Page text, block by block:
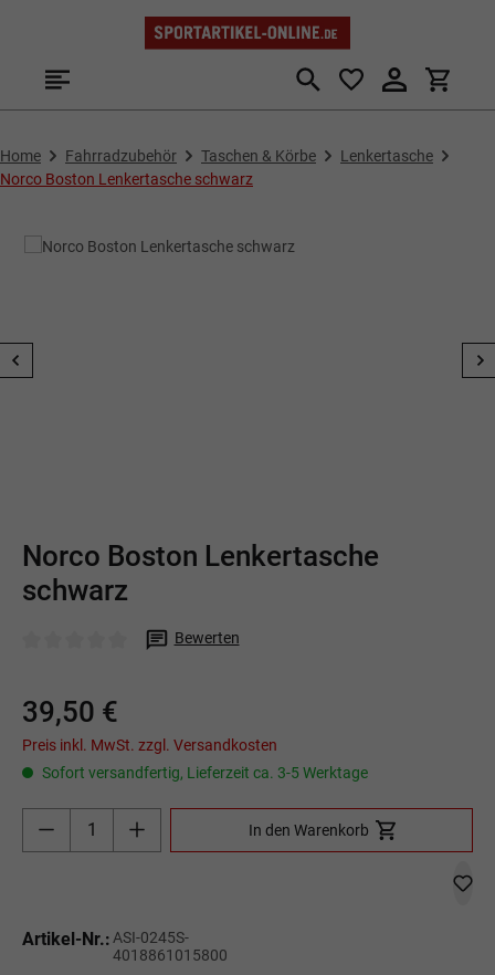
Zum Hauptinhalt springen
Home Fahrradzubehör Taschen & Körbe
Lenkertasche
Norco Boston Lenkertasche schwarz
Norco Boston Lenkertasche
schwarz
Bewerten
39,50 €
Preis inkl. MwSt. zzgl. Versandkosten
Sofort versandfertig, Lieferzeit ca. 3-5 Werktage
Produkt Anzahl: Gib den gewünschten Wert
In den Warenkorb
Artikel-Nr.: ASI-0245S-
4018861015800